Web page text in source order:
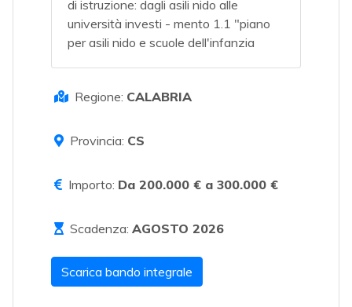
di istruzione: dagli asili nido alle
università investi - mento 1.1 "piano
per asili nido e scuole dell'infanzia
Regione: CALABRIA
Provincia: CS
Importo: Da 200.000 € a 300.000 €
Scadenza: AGOSTO 2026
Scarica bando integrale